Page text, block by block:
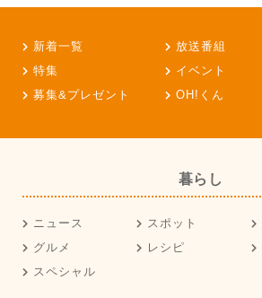
新着一覧 放送番組
特集
イベント
募集&プレゼント
OH!くん
暮らし
ニュース スポット
グルメ
レシピ
スペシャル